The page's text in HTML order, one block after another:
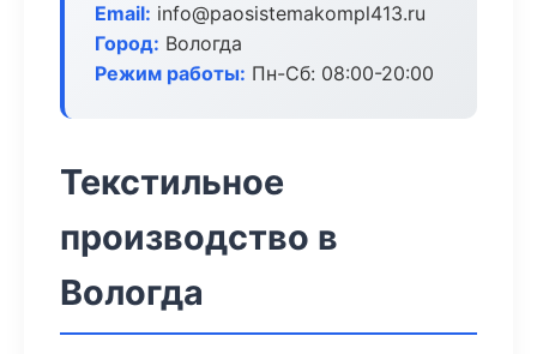
Email: info@paosistemakompl413.ru
Город: Вологда
Режим работы: Пн-Сб: 08:00-20:00
Текстильное
производство в
Вологда